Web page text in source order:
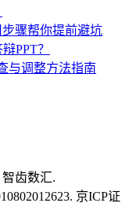
骤帮你提前避坑
PPT？
与调整方法指南
智齿数汇.
京ICP证